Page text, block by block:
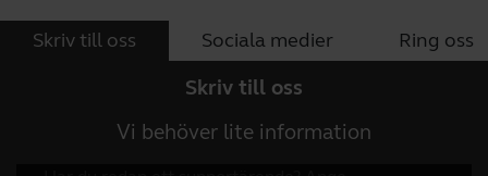
Skriv till oss Sociala medier Ring oss
Skriv till oss
Vi behöver lite information